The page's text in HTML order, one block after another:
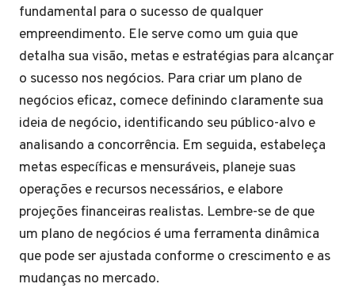
fundamental para o sucesso de qualquer
empreendimento. Ele serve como um guia que
detalha sua visão, metas e estratégias para alcançar
o sucesso nos negócios. Para criar um plano de
negócios eficaz, comece definindo claramente sua
ideia de negócio, identificando seu público-alvo e
analisando a concorrência. Em seguida, estabeleça
metas específicas e mensuráveis, planeje suas
operações e recursos necessários, e elabore
projeções financeiras realistas. Lembre-se de que
um plano de negócios é uma ferramenta dinâmica
que pode ser ajustada conforme o crescimento e as
mudanças no mercado.